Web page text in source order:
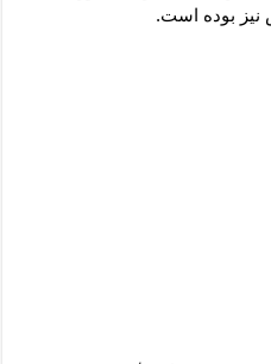
نیز بوده است.